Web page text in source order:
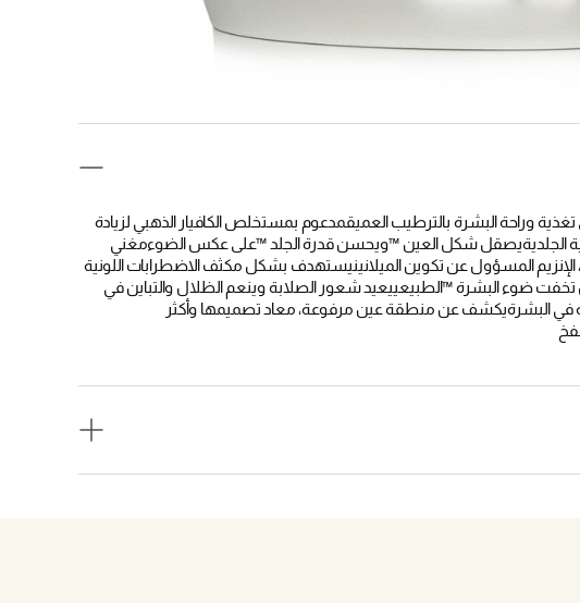
وراحة البشرة بالترطيب العميقمدعوم بمستخلص الكافيار الذهبي لزيادة
الجلديةيصقل شكل العين ™ويحسن قدرة الجلد ™على عكس الضوءمغني
الإنزيم المسؤول عن تكوين الميلانينيستهدف بشكل مكثف الاضطرابات اللونية
تخفت ضوء البشرة ™الطبيعييعيد شعور الصلابة وينعم الظلال والتباين في
في البشرةيكشف عن منطقة عين مرفوعة، معاد تصميمها وأكثر